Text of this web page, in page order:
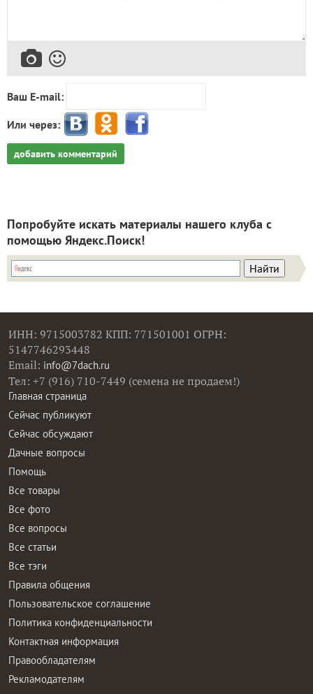
Ваш E-mail:
Или через:
добавить комментарий
Попробуйте искать материалы нашего клуба с
помощью Яндекс.Поиск!
ИНН: 9715003782 КПП: 771501001 ОГРН:
5147746293448
Email: info@7dach.ru
Тел: +7 (916) 710-7449 (семена не продаем!)
Главная страница
Сейчас публикуют
Сейчас обсуждают
Дачные вопросы
Помощь
Все товары
Все фото
Все вопросы
Все статьи
Все тэги
Правила общения
Пользовательское соглашение
Политика конфиденциальности
Контактная информация
Правообладателям
Рекламодателям